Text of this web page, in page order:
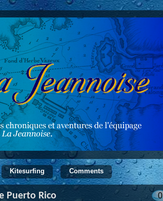
Kitesurfing Comments
0
Puerto Rico